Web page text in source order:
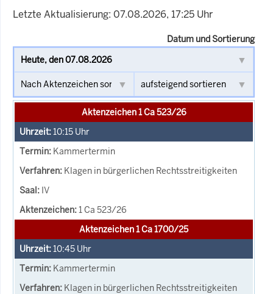
Letzte Aktualisierung: 07.08.2026, 17:25 Uhr
Datum und Sortierung
Aktenzeichen 1 Ca 523/26
10:15 Uhr
Kammertermin
Klagen in bürgerlichen Rechtsstreitigkeiten
IV
1 Ca 523/26
Aktenzeichen 1 Ca 1700/25
10:45 Uhr
Kammertermin
Klagen in bürgerlichen Rechtsstreitigkeiten